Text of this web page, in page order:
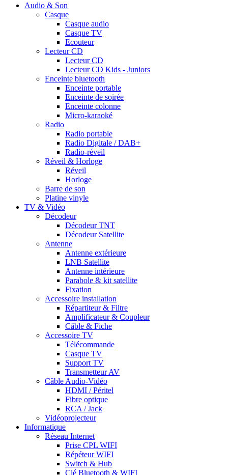
Audio & Son
Casque
Casque audio
Casque TV
Ecouteur
Lecteur CD
Lecteur CD
Lecteur CD Kids - Juniors
Enceinte bluetooth
Enceinte portable
Enceinte de soirée
Enceinte colonne
Micro-karaoké
Radio
Radio portable
Radio Digitale / DAB+
Radio-réveil
Réveil & Horloge
Réveil
Horloge
Barre de son
Platine vinyle
TV & Vidéo
Décodeur
Décodeur TNT
Décodeur Satellite
Antenne
Antenne extérieure
LNB Satellite
Antenne intérieure
Parabole & kit satellite
Fixation
Accessoire installation
Répartiteur & Filtre
Amplificateur & Coupleur
Câble & Fiche
Accessoire TV
Télécommande
Casque TV
Support TV
Transmetteur AV
Câble Audio-Vidéo
HDMI / Péritel
Fibre optique
RCA / Jack
Vidéoprojecteur
Informatique
Réseau Internet
Prise CPL WIFI
Répéteur WIFI
Switch & Hub
Clé Bluetooth & WIFI